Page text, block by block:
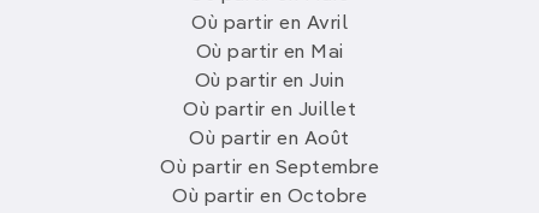
Où partir en Avril
Où partir en Mai
Où partir en Juin
Où partir en Juillet
Où partir en Août
Où partir en Septembre
Où partir en Octobre